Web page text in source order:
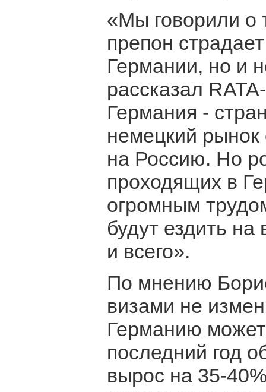
«Мы говорили о
препон
Германии, но и
рассказал
Германия -
немецкий рынок
на Россию. Но
проходящих в
огромным
будут ездить
и всего».
По мнению
визами не
Германию
последний год
вырос на 35-